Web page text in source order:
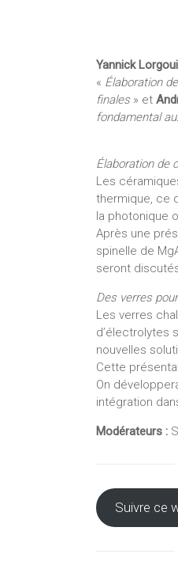
Yannick
« Élaboration
finales» et
fondamental
Élaboration de
Les
thermique, ce
la photonique
Après une
spinelle de
seront
Des verres
Les verres
d’électrolytes
nouvelles
Cette
On
intégration
Modérateurs :
Suivre ce